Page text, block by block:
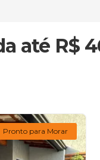
até R$
Pronto para Morar